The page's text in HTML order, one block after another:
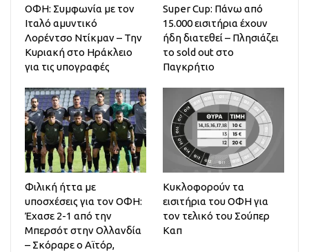
ΟΦΗ: Συμφωνία με τον
Ιταλό αμυντικό
Λορέντσο Ντίκμαν – Την
Κυριακή στο Ηράκλειο
για τις υπογραφές
Super Cup: Πάνω από
15.000 εισιτήρια έχουν
ήδη διατεθεί – Πλησιάζει
το sold out στο
Παγκρήτιο
Φιλική ήττα με
υποσχέσεις για τον ΟΦΗ:
Έχασε 2-1 από την
Μπερσότ στην Ολλανδία
– Σκόραρε ο Αϊτόρ,
Κυκλοφορούν τα
εισιτήρια του ΟΦΗ για
τον τελικό του Σούπερ
Καπ